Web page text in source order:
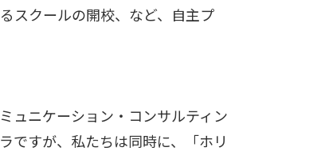
スクールの開校、など、自主プ
ュニケーション・コンサルティン
ですが、私たちは同時に、「ホリ